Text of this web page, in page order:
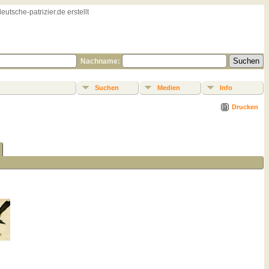
patrizier.de erstellt
Nachname:
Suchen Medien Info
Drucken